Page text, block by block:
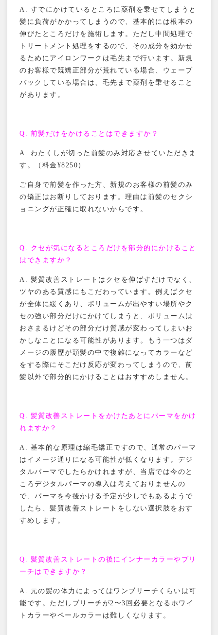
コンセプト
メニュー
スタイリスト
初めての方
アクセス
ブログ
お客様の声
A. すでにかけているところに薬剤を乗せてしまうと
髪に負荷がかかってしまうので、基本的には根本の
伸びたところだけを施術します。ただし中間処理で
トリートメント処理をするので、その成分を効かせ
るためにアイロンワークは毛先まで行います。新規
のお客様で既矯正部分が荒れている場合、ウェーブ
バックしている場合は、毛先まで薬剤を乗せること
があります。
Q. 前髪だけをかけることはできますか？
A. わたくしが切った前髪のみ対応させていただきま
す。（料金 ¥8250 ）
ご自身で前髪を作った方、新規のお客様の前髪のみ
の矯正はお断りしております。理由は前髪のセクシ
ョニングが正確に取れないからです。
Q. クセが気になるところだけを部分的にかけること
はできますか？
A. 髪質改善ストレートはクセを伸ばすだけでなく、
ツヤのある質感にもこだわっています。例えばクセ
が全体に緩くあり、ボリュームが出やすい場所やク
セの強い部分だけにかけてしまうと、ボリュームは
おさまるけどその部分だけ質感が変わってしまいお
かしなことになる可能性があります。もう一つはダ
メージの履歴が頭髪の中で複雑になってカラーなど
をする際にそこだけ反応が変わってしまうので、前
髪以外で部分的にかけることはおすすめしません。
Q. 髪質改善ストレートをかけたあとにパーマをかけ
れますか？
A. 基本的な原理は縮毛矯正ですので、通常のパーマ
はイメージ通りになる可能性が低くなります。デジ
タルパーマでしたらかけれますが、当店では今のと
ころデジタルパーマの導入は考えておりませんの
で、パーマを今後かける予定が少しでもあるようで
したら、髪質改善ストレートをしない選択肢をおす
すめします。
Q. 髪質改善ストレートの後にインナーカラーやブリ
ーチはできますか？
A. 元の髪の体力によってはワンブリーチくらいは可
能です。ただしブリーチが2 〜3 回必要となるホワイ
トカラーやペールカラーは難しくなります。